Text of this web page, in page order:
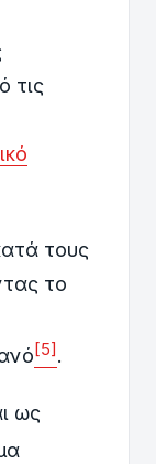
τις
τους
το
[5].
ως